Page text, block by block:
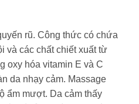
rũ. Công thức có chứa
và các chất chiết xuất từ
oxy hóa vitamin E và C
da nhạy cảm. Massage
ẩm mượt. Da cảm thấy